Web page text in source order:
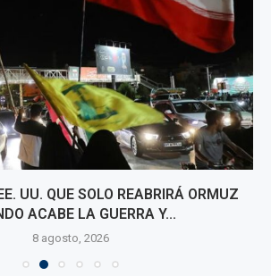
UU. QUE SOLO REABRIRÁ ORMUZ
ACABE LA GUERRA Y...
8 agosto, 2026